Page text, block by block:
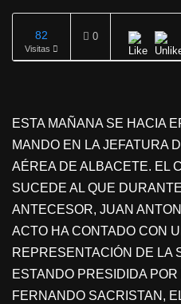
82
Visitas
0
ESTA MAÑANA SE HACIA
MANDO EN LA JEFATURA
AÉREA DE ALBACETE. EL
SUCEDE AL QUE
ANTECESOR, JUAN
ACTO HA CONTADO CON
REPRESENTACIÓN DE LA
ESTANDO PRESIDIDA
FERNANDO SACRISTAN,